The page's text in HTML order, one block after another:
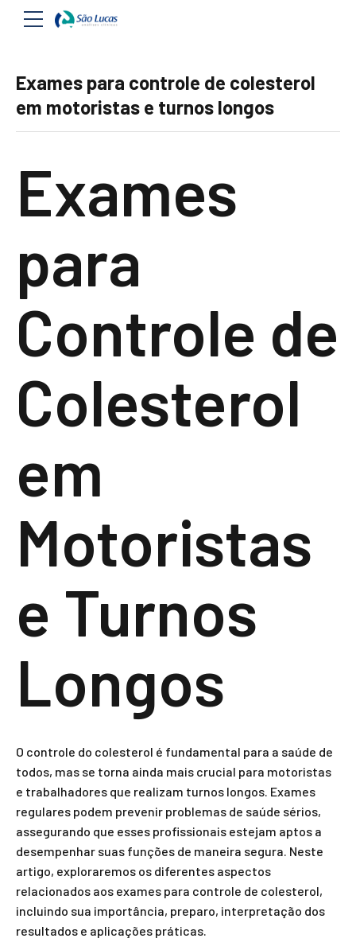
Exames para controle de colesterol
em motoristas e turnos longos
Exames
para
Controle de
Colesterol
em
Motoristas
e Turnos
Longos
O controle do colesterol é fundamental para a saúde de
todos, mas se torna ainda mais crucial para motoristas
e trabalhadores que realizam turnos longos. Exames
regulares podem prevenir problemas de saúde sérios,
assegurando que esses profissionais estejam aptos a
desempenhar suas funções de maneira segura. Neste
artigo, exploraremos os diferentes aspectos
relacionados aos exames para controle de colesterol,
incluindo sua importância, preparo, interpretação dos
resultados e aplicações práticas.